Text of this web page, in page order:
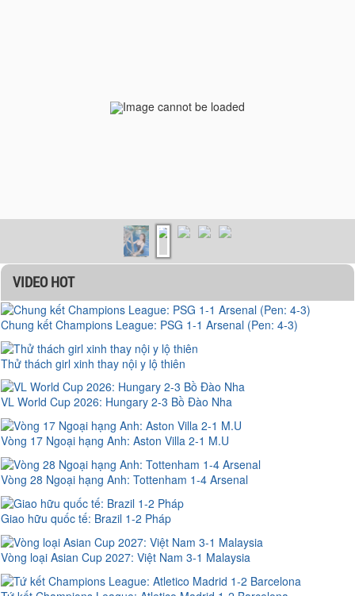
Image cannot be loaded
VIDEO HOT
Chung kết Champions League: PSG 1-1 Arsenal (Pen: 4-3)
Thử thách girl xinh thay nội y lộ thiên
VL World Cup 2026: Hungary 2-3 Bồ Đào Nha
Vòng 17 Ngoại hạng Anh: Aston Villa 2-1 M.U
Vòng 28 Ngoại hạng Anh: Tottenham 1-4 Arsenal
Giao hữu quốc tế: Brazil 1-2 Pháp
Vòng loại Asian Cup 2027: Việt Nam 3-1 Malaysia